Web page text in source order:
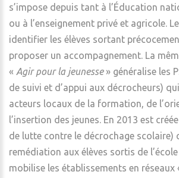
s’impose depuis tant à l’Éducation
ou à l’enseignement privé et agricole.
identifier les élèves sortant
proposer un accompagnement. La
« Agir pour la jeunesse» généralise les
de suivi et d’appui aux décro­cheurs)
acteurs locaux de la forma­tion, de
l’inser­tion des jeunes. En 2013 est
de lutte contre le décrochage scolaire)
remédiation aux élèves sortis de
mobilise les établissements en réseaux